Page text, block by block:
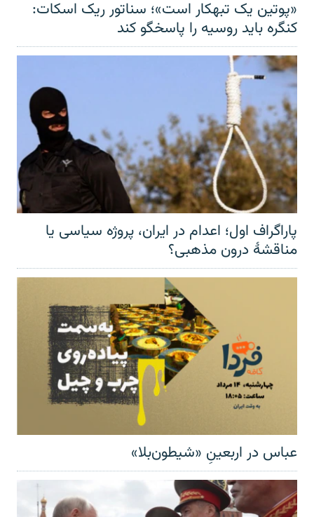
«پوتین یک تبهکار است»؛ سناتور ریک اسکات:
کنگره باید روسیه را پاسخگو کند
پاراگراف اول؛ اعدام در ایران، پروژه سیاسی یا
مناقشهٔ درون مذهبی؟
عباس در اربعینِ «شیطون‌بلا»